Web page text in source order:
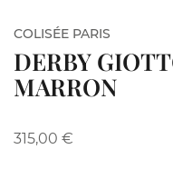
COLISÉE PARIS
DERBY
MARRON
315,00 €